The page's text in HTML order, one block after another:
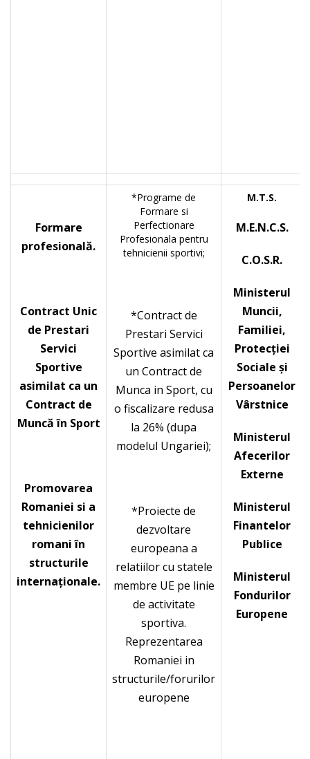
Formare
profesională.
Contract Unic
de Prestari
Servici
Sportive
asimilat ca un
Contract de
Muncă în Sport
Promovarea
Romaniei si a
tehnicienilor
romani în
structurile
internaţionale.
*Programe de
Formare si
Perfectionare
Profesionala pentru
tehnicienii sportivi;
*Contract de
Prestari Servici
Sportive asimilat ca
un Contract de
Munca in Sport, cu
o fiscalizare redusa
la 26% (dupa
modelul Ungariei);
*Proiecte de
dezvoltare
europeana a
relatiilor cu statele
membre UE pe linie
de activitate
sportiva.
Reprezentarea
Romaniei in
structurile/forurilor
europene
M.T.S.
M.E.N.C.S.
C.O.S.R.
Ministerul
Muncii,
Familiei,
Protecţiei
Sociale și
Persoanelor
Vârstnice
Ministerul
Afecerilor
Externe
Ministerul
Finantelor
Publice
Ministerul
Fondurilor
Europene